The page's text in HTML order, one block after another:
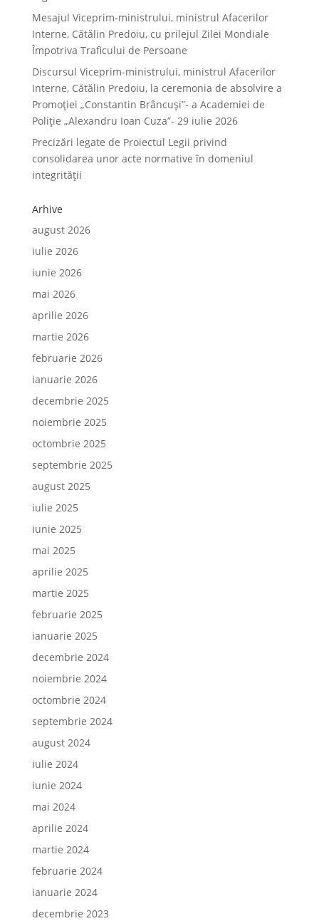
Mesajul Viceprim-ministrului, ministrul Afacerilor
Interne, Cătălin Predoiu, cu prilejul Zilei Mondiale
Împotriva Traficului de Persoane
Discursul Viceprim-ministrului, ministrul Afacerilor
Interne, Cătălin Predoiu, la ceremonia de absolvire a
Promoției „Constantin Brâncuși”- a Academiei de
Poliție „Alexandru Ioan Cuza”- 29 iulie 2026
Precizări legate de Proiectul Legii privind
consolidarea unor acte normative în domeniul
integrității
Arhive
august 2026
iulie 2026
iunie 2026
mai 2026
aprilie 2026
martie 2026
februarie 2026
ianuarie 2026
decembrie 2025
noiembrie 2025
octombrie 2025
septembrie 2025
august 2025
iulie 2025
iunie 2025
mai 2025
aprilie 2025
martie 2025
februarie 2025
ianuarie 2025
decembrie 2024
noiembrie 2024
octombrie 2024
septembrie 2024
august 2024
iulie 2024
iunie 2024
mai 2024
aprilie 2024
martie 2024
februarie 2024
ianuarie 2024
decembrie 2023